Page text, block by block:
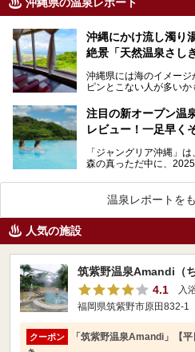
沖縄にかけ流し濁り
絶景「天然温泉さし
沖縄県には海のイメージ
ピンとこない人が多いか
注目の新オープン温
レビュー！一足早く
「ジャングリア沖縄」
森の真っただ中に、
温泉レポートを
人気の施設
筑紫野温泉Amandi（
4.1
入
福岡県筑紫野市原田832-1
クーポン
「筑紫野温泉Amandi」【